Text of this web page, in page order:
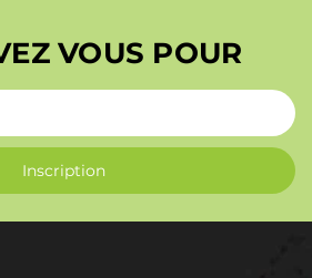
VOUS POUR
Inscription